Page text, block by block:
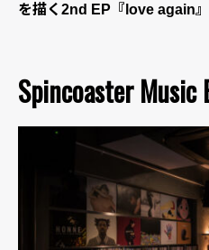
を描く2nd EP『love again
Spincoaster Music